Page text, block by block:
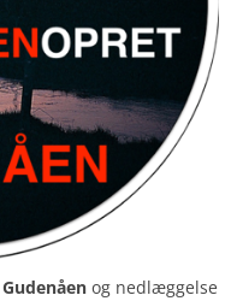
Gudenåen og nedlæggelse